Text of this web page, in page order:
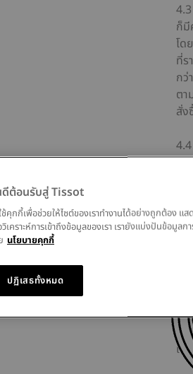
ก็มี
โด
ที่ร
กว่
ตา
สั่ง
ท่า
ใน
ที่จ
เร
ต้อนรับสู่ Tissot
ใช้คุกกี้เพื่อช่วยให้ไซต์ของเราทำงานได้อย่างถูกต้อง
เคราะห์การเข้าถึงข้อมูลของเรา เรายังแบ่งปันข้อมูล
นโยบายคุกกี้
ปฏิเสธทั้งหมด